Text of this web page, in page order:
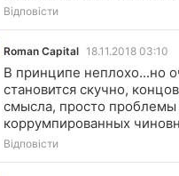
Відповісти
Roman Capital 18.11.2018 03:10
В принципе неплохо...но
становится скучно,
смысла, просто
коррумпированных
Відповісти